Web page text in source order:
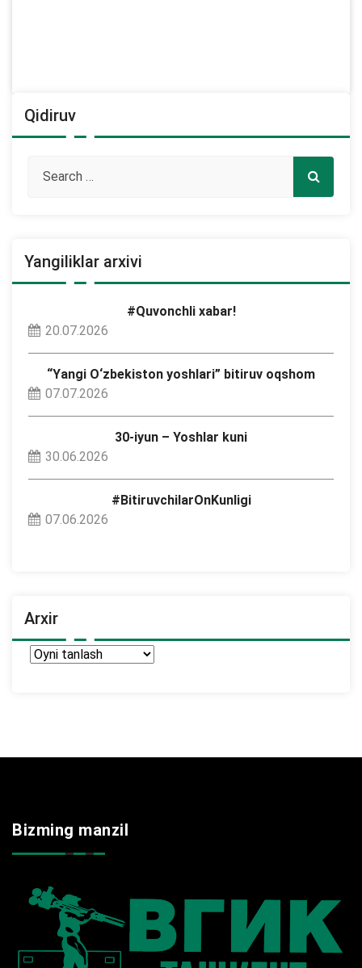
Qidiruv
Yangiliklar arxivi
#Quvonchli xabar!
20.07.2026
“Yangi O‘zbekiston yoshlari” bitiruv oqshom
07.07.2026
30-iyun – Yoshlar kuni
30.06.2026
#BitiruvchilarOnKunligi
07.06.2026
Arxir
Arxir
Bizming manzil